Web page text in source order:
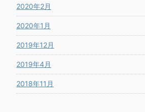
2020年2月
2020年1月
2019年12月
2019年4月
2018年11月